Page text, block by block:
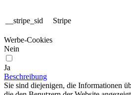
__stripe_sid Stripe
Werbe-Cookies
Nein
Ja
Beschreibung
Sie sind diejenigen, die Informationen